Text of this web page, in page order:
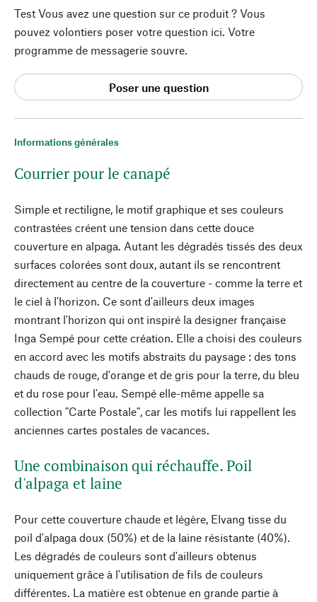
Informations générales
Courrier pour le canapé
Simple et rectiligne, le motif graphique et ses couleurs
contrastées créent une tension dans cette douce
couverture en alpaga. Autant les dégradés tissés des deux
surfaces colorées sont doux, autant ils se rencontrent
directement au centre de la couverture - comme la terre et
le ciel à l'horizon. Ce sont d'ailleurs deux images
montrant l'horizon qui ont inspiré la designer française
Inga Sempé pour cette création. Elle a choisi des couleurs
en accord avec les motifs abstraits du paysage : des tons
chauds de rouge, d'orange et de gris pour la terre, du bleu
et du rose pour l'eau. Sempé elle-même appelle sa
collection "Carte Postale", car les motifs lui rappellent les
anciennes cartes postales de vacances.
Une combinaison qui réchauffe. Poil
d'alpaga et laine
Pour cette couverture chaude et légère, Elvang tisse du
poil d'alpaga doux (50%) et de la laine résistante (40%).
Les dégradés de couleurs sont d'ailleurs obtenus
uniquement grâce à l'utilisation de fils de couleurs
différentes. La matière est obtenue en grande partie à
Test Vous avez une question sur ce produit ? Vous
pouvez volontiers poser votre question ici. Votre
programme de messagerie souvre.
Poser une question